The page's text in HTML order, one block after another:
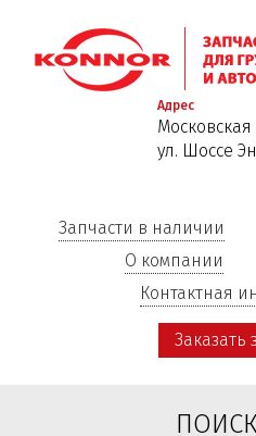
к
Адрес
ул. Шоссе
Запчасти в наличии
О компании
Контактная
Заказать